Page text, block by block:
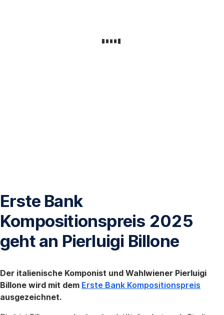
Erste Bank
Kompositionspreis 2025
geht an Pierluigi Billone
Der italienische Komponist und Wahlwiener Pierluigi
Billone wird mit dem Erste Bank Kompositionspreis
ausgezeichnet.